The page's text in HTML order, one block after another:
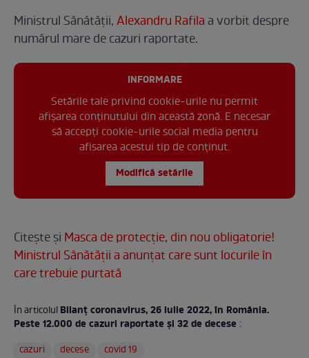
Ministrul Sănătăţii,Alexandru Rafilaa vorbit despre
numărul mare de cazuri raportate.
INFORMARE
Setările tale privind cookie-urile nu permit
afișarea conținutului din această zonă. E necesar
să accepți cookie-urile social media pentru
afisarea acestui tip de conținut.
Modifică setările
Citește și Masca de protecție, din nou obligatorie!
Ministrul Sănătății a anunțat care sunt locurile în
care trebuie purtată
În articolulBilanţ coronavirus, 26 iulie 2022, în România.
Peste 12.000 de cazuri raportate şi 32 de decese :
cazuri
decese covid 19